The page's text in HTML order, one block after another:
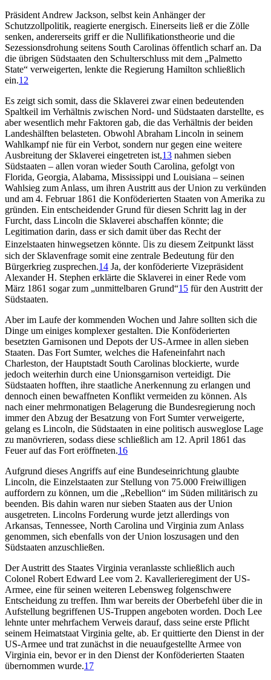
Präsident Andrew Jackson, selbst kein Anhänger der
Schutzzollpolitik, reagierte energisch. Einerseits ließ er die Zölle
senken, andererseits griff er die Nullifikationstheorie und die
Sezessionsdrohung seitens South Carolinas öffentlich scharf an. Da
die übrigen Südstaaten den Schulterschluss mit dem „Palmetto
State“ verweigerten, lenkte die Regierung Hamilton schließlich
ein.12
Es zeigt sich somit, dass die Sklaverei zwar einen bedeutenden
Spaltkeil im Verhältnis zwischen Nord- und Südstaaten darstellte, es
aber wesentlich mehr Faktoren gab, die das Verhältnis der beiden
Landeshälften belasteten. Obwohl Abraham Lincoln in seinem
Wahlkampf nie für ein Verbot, sondern nur gegen eine weitere
Ausbreitung der Sklaverei eingetreten ist,13 nahmen sieben
Südstaaten – allen voran wieder South Carolina, gefolgt von
Florida, Georgia, Alabama, Mississippi und Louisiana – seinen
Wahlsieg zum Anlass, um ihren Austritt aus der Union zu verkünden
und am 4. Februar 1861 die Konföderierten Staaten von Amerika zu
gründen. Ein entscheidender Grund für diesen Schritt lag in der
Furcht, dass Lincoln die Sklaverei abschaffen könnte; die
Legitimation darin, dass er sich damit über das Recht der
Einzelstaaten hinwegsetzen könnte. is zu diesem Zeitpunkt lässt
sich der Sklavenfrage somit eine zentrale Bedeutung für den
Bürgerkrieg zusprechen.14 Ja, der konföderierte Vizepräsident
Alexander H. Stephen erklärte die Sklaverei in einer Rede vom
März 1861 sogar zum „unmittelbaren Grund“15 für den Austritt der
Südstaaten.
Aber im Laufe der kommenden Wochen und Jahre sollten sich die
Dinge um einiges komplexer gestalten. Die Konföderierten
besetzten Garnisonen und Depots der US-Armee in allen sieben
Staaten. Das Fort Sumter, welches die Hafeneinfahrt nach
Charleston, der Hauptstadt South Carolinas blockierte, wurde
jedoch weiterhin durch eine Unionsgarnison verteidigt. Die
Südstaaten hofften, ihre staatliche Anerkennung zu erlangen und
dennoch einen bewaffneten Konflikt vermeiden zu können. Als
nach einer mehrmonatigen Belagerung die Bundesregierung noch
immer den Abzug der Besatzung von Fort Sumter verweigerte,
gelang es Lincoln, die Südstaaten in eine politisch ausweglose Lage
zu manövrieren, sodass diese schließlich am 12. April 1861 das
Feuer auf das Fort eröffneten.16
Aufgrund dieses Angriffs auf eine Bundeseinrichtung glaubte
Lincoln, die Einzelstaaten zur Stellung von 75.000 Freiwilligen
auffordern zu können, um die „Rebellion“ im Süden militärisch zu
beenden. Bis dahin waren nur sieben Staaten aus der Union
ausgetreten. Lincolns Forderung wurde jetzt allerdings von
Arkansas, Tennessee, North Carolina und Virginia zum Anlass
genommen, sich ebenfalls von der Union loszusagen und den
Südstaaten anzuschließen.
Der Austritt des Staates Virginia veranlasste schließlich auch
Colonel Robert Edward Lee vom 2. Kavallerieregiment der US-
Armee, eine für seinen weiteren Lebensweg folgenschwere
Entscheidung zu treffen. Ihm war bereits der Oberbefehl über die in
Aufstellung begriffenen US-Truppen angeboten worden. Doch Lee
lehnte unter mehrfachem Verweis darauf, dass seine erste Pflicht
seinem Heimatstaat Virginia gelte, ab. Er quittierte den Dienst in der
US-Armee und trat zunächst in die neuaufgestellte Armee von
Virginia ein, bevor er in den Dienst der Konföderierten Staaten
übernommen wurde.17